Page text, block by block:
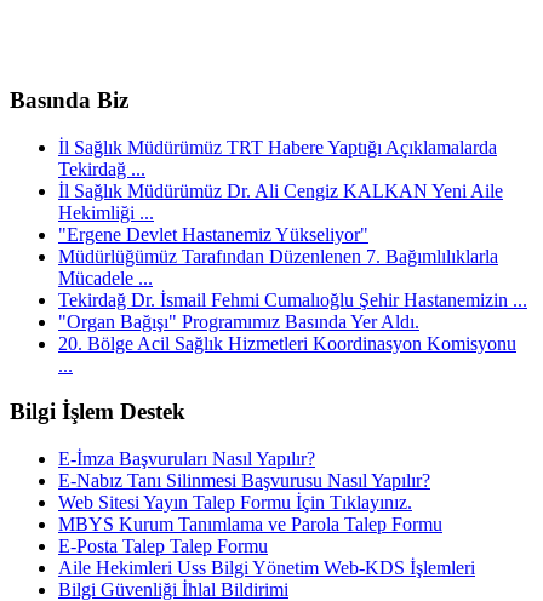
Basında Biz
İl Sağlık Müdürümüz TRT Habere Yaptığı Açıklamalarda
Tekirdağ ...
İl Sağlık Müdürümüz Dr. Ali Cengiz KALKAN Yeni Aile
Hekimliği ...
"Ergene Devlet Hastanemiz Yükseliyor"
Müdürlüğümüz Tarafından Düzenlenen 7. Bağımlılıklarla
Mücadele ...
Tekirdağ Dr. İsmail Fehmi Cumalıoğlu Şehir Hastanemizin ...
"Organ Bağışı" Programımız Basında Yer Aldı.
20. Bölge Acil Sağlık Hizmetleri Koordinasyon Komisyonu
...
Bilgi İşlem Destek
E-İmza Başvuruları Nasıl Yapılır?
E-Nabız Tanı Silinmesi Başvurusu Nasıl Yapılır?
Web Sitesi Yayın Talep Formu İçin Tıklayınız.
MBYS Kurum Tanımlama ve Parola Talep Formu
E-Posta Talep Talep Formu
Aile Hekimleri Uss Bilgi Yönetim Web-KDS İşlemleri
Bilgi Güvenliği İhlal Bildirimi